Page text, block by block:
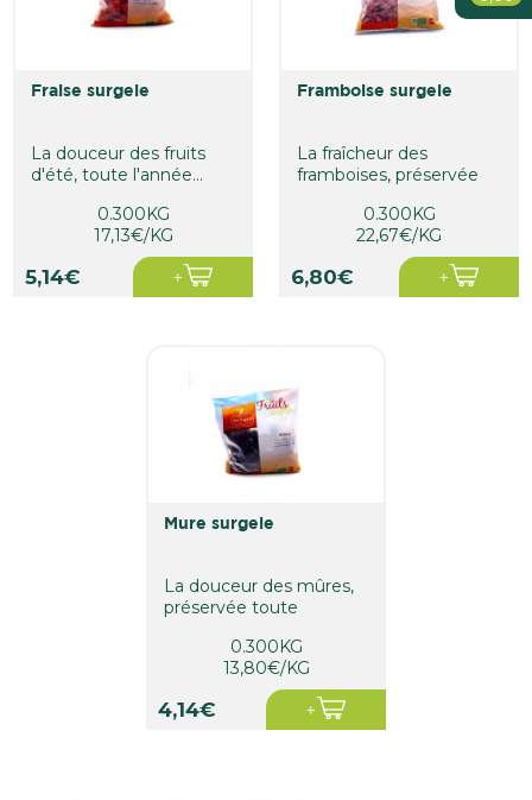
Produits de la mer
Pains, viennoiseries, patisseries
fraise surgele
La douceur des fruits
d'été, toute l'année…
0.300KG
17,13€/KG
5,14€
framboise surgele
La fraîcheur des
framboises, préservée
0.300KG
22,67€/KG
6,80€
mure surgele
La douceur des mûres,
préservée toute
0.300KG
13,80€/KG
4,14€